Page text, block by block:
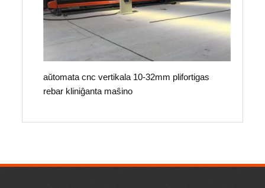
aŭtomata cnc vertikala 10-32mm plifortigas
rebar kliniĝanta maŝino